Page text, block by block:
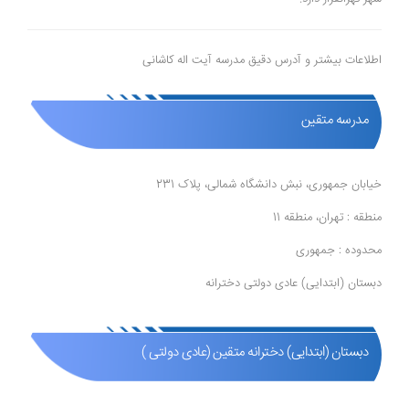
اطلاعات بیشتر و آدرس دقیق مدرسه آیت اله کاشانی
مدرسه متقین
خیابان جمهوری، نبش دانشگاه شمالی، پلاک 231
منطقه : تهران، منطقه 11
محدوده : جمهوری
دبستان (ابتدایی) عادی دولتی دخترانه
دبستان (ابتدایی) دخترانه متقین (عادی دولتی )